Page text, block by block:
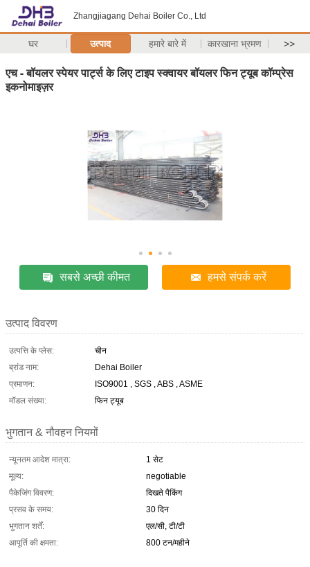
Zhangjiagang Dehai Boiler Co., Ltd
घर उत्पाद हमारे बारे में कारखाना भ्रमण >>
एच - बॉयलर स्पेयर पार्ट्स के लिए टाइप स्क्वायर बॉयलर फिन ट्यूब कॉम्प्रेस
इकनोमाइज़र
सबसे अच्छी कीमत हमसे संपर्क करें
उत्पाद विवरण
उत्पत्ति के प्लेस:
चीन
ब्रांड नाम:
Dehai Boiler
प्रमाणन:
ISO9001 , SGS , ABS , ASME
मॉडल संख्या:
फिन ट्यूब
भुगतान & नौवहन नियमों
न्यूनतम आदेश मात्रा:
1 सेट
मूल्य:
negotiable
पैकेजिंग विवरण:
दिखते पैकिंग
प्रसव के समय:
30 दिन
भुगतान शर्तें:
एल/सी, टी/टी
आपूर्ति की क्षमता:
800 टन/महीने